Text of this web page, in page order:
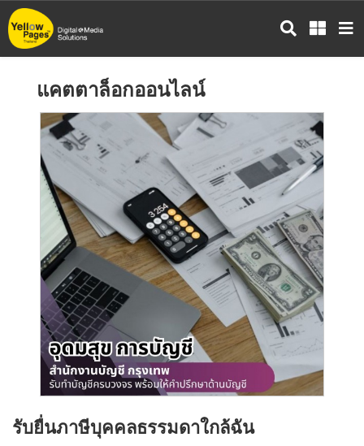
ข้าม
ไป
แคตตาล็อกออนไลน์
รับยื่นภาษีบุคคลธรรมดาใกล้ฉัน